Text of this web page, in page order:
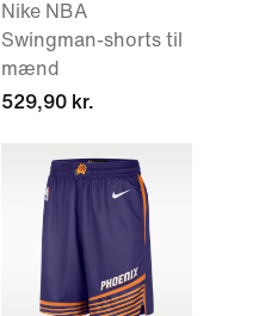
Nike NBA
Swingman-shorts til
mænd
529,90 kr.